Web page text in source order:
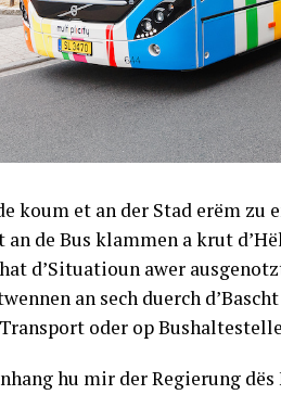
koum et an der Stad erëm
de Bus klammen a krut
d’Situatioun awer
an sech duerch
oder op
hu mir der Regierung